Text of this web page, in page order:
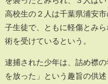
高校生の２人は千葉県浦安
子生徒で、ともに軽傷とみ
術を受けているという。
逮捕された少年は、詰め襟
を放った」という趣旨の供